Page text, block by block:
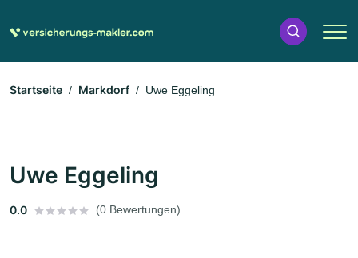
Startseite Markdorf Uwe Eggeling
Uwe Eggeling
0.0 (0 Bewertungen)